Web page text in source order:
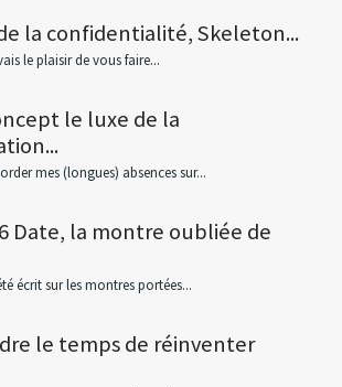
la confidentialité, Skeleton...
le plaisir de vous faire...
le luxe de la
mes (longues) absences sur...
Date, la montre oubliée de
écrit sur les montres portées...
le temps de réinventer